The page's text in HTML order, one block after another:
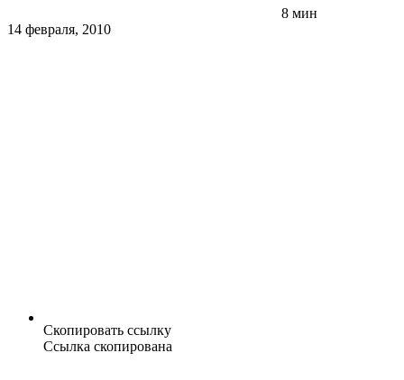
8 мин
14 февраля, 2010
Скопировать ссылку
Ссылка скопирована